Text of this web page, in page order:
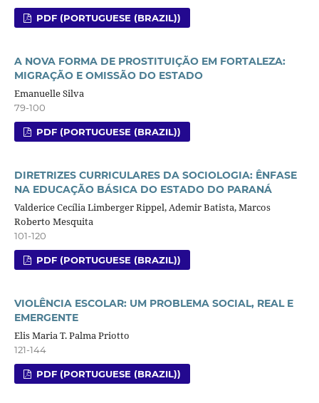
PDF (PORTUGUESE (BRAZIL))
A NOVA FORMA DE PROSTITUIÇÃO EM FORTALEZA:
MIGRAÇÃO E OMISSÃO DO ESTADO
Emanuelle Silva
79-100
PDF (PORTUGUESE (BRAZIL))
DIRETRIZES CURRICULARES DA SOCIOLOGIA: ÊNFASE
NA EDUCAÇÃO BÁSICA DO ESTADO DO PARANÁ
Valderice Cecília Limberger Rippel, Ademir Batista, Marcos
Roberto Mesquita
101-120
PDF (PORTUGUESE (BRAZIL))
VIOLÊNCIA ESCOLAR: UM PROBLEMA SOCIAL, REAL E
EMERGENTE
Elis Maria T. Palma Priotto
121-144
PDF (PORTUGUESE (BRAZIL))